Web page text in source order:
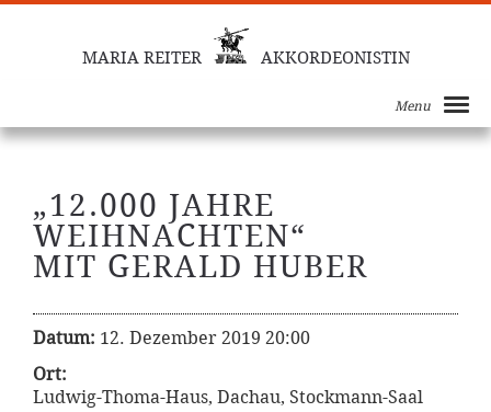
MARIA REITER AKKORDEONISTIN
Menu
„12.000 JAHRE
WEIHNACHTEN“
MIT GERALD HUBER
Datum: 12. Dezember 2019 20:00
Ort:
Ludwig-Thoma-Haus, Dachau, Stockmann-Saal